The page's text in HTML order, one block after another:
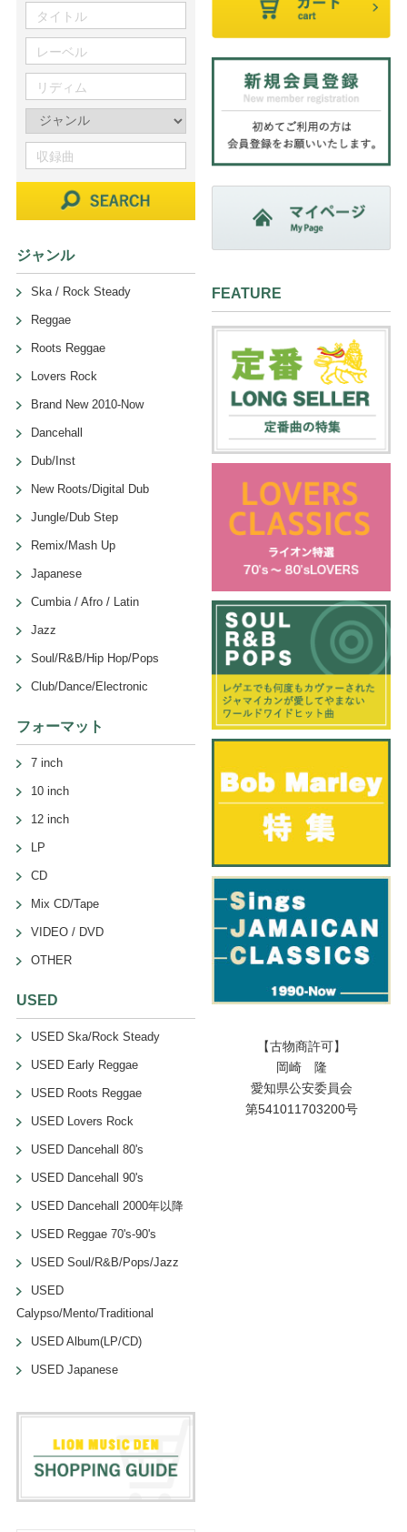
ジャンル
Ska / Rock Steady
Reggae
Roots Reggae
Lovers Rock
Brand New 2010-Now
Dancehall
Dub/Inst
New Roots/Digital Dub
Jungle/Dub Step
Remix/Mash Up
Japanese
Cumbia / Afro / Latin
Jazz
Soul/R&B/Hip Hop/Pops
Club/Dance/Electronic
フォーマット
7 inch
10 inch
12 inch
LP
CD
Mix CD/Tape
VIDEO / DVD
OTHER
USED
USED Ska/Rock Steady
USED Early Reggae
USED Roots Reggae
USED Lovers Rock
USED Dancehall 80's
USED Dancehall 90's
USED Dancehall 2000年以降
USED Reggae 70's-90's
USED Soul/R&B/Pops/Jazz
USED
Calypso/Mento/Traditional
USED Album(LP/CD)
USED Japanese
FEATURE
【古物商許可】
岡崎 隆
愛知県公安委員会
第541011703200号